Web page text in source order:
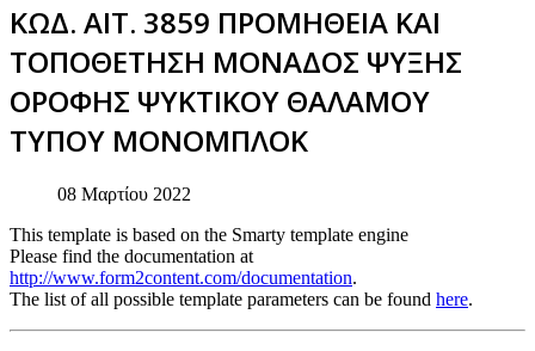
ΚΩΔ. ΑΙΤ. 3859 ΠΡΟΜΗΘΕΙΑ ΚΑΙ
ΤΟΠΟΘΕΤΗΣΗ ΜΟΝΑΔΟΣ ΨΥΞΗΣ
ΟΡΟΦΗΣ ΨΥΚΤΙΚΟΥ ΘΑΛΑΜΟΥ
ΤΥΠΟΥ ΜΟΝΟΜΠΛΟΚ
08 Μαρτίου 2022
This template is based on the Smarty template engine
Please find the documentation at
http://www.form2content.com/documentation.
The list of all possible template parameters can be found here.